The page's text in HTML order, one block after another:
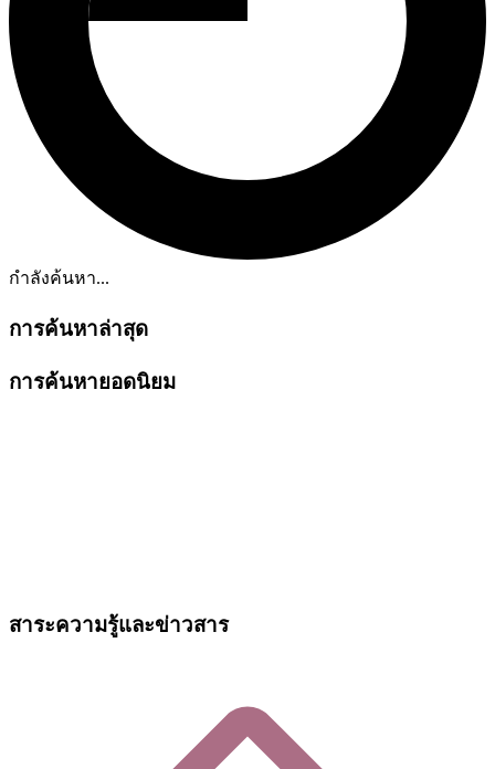
กำลังค้นหา...
การค้นหาล่าสุด
การค้นหายอดนิยม
สาระความรู้และข่าวสาร